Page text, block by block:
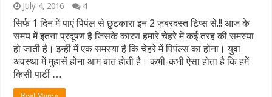
July 4, 2016 4
सिर्फ 1 दिन में पाएं पिपंल से छुटकारा इन 2 ज़बरदस्त टिप्स से.!! आज के
समय में इतना प्रदूषण है जिसके कारण हमारे चेहरे में कई तरह की समस्या
हो जाती है। इन्ही में एक समस्या है कि चेहरे में पिपंल्स का होना। युवा
अवस्था में मुहासें होना आम बात होती है। कभी-कभी ऐसा होता है कि हमें
किसी पार्टी …